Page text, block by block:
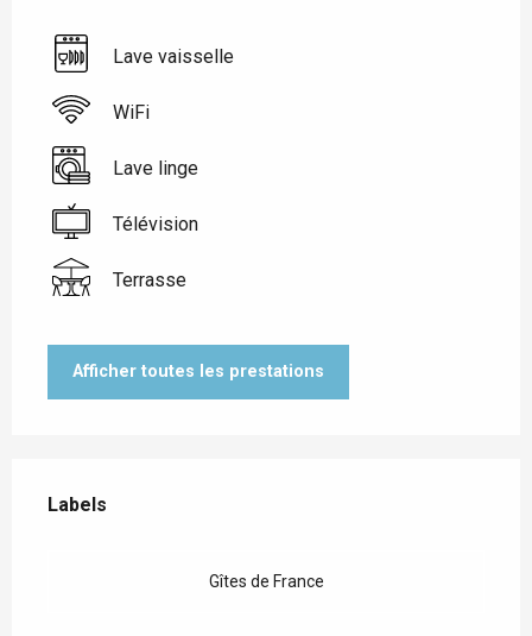
Lave vaisselle
WiFi
Lave linge
Télévision
Terrasse
Afficher toutes les prestations
Labels
Labels
Gîtes de France